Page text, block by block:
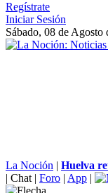
Regístrate
Iniciar Sesión
Sábado, 08 de Agosto
La Noción | Huelva
| Chat | Foro | App |